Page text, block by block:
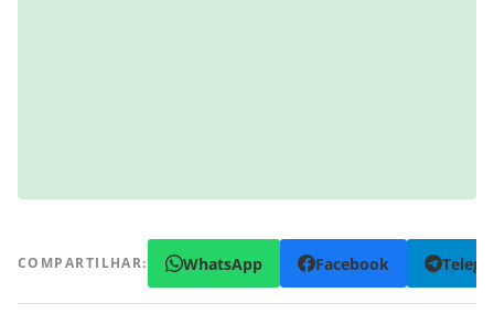
COMPARTILHAR: WhatsApp Facebook